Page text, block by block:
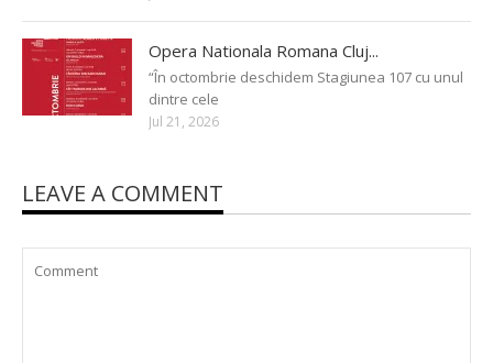
Opera Nationala Romana Cluj...
“În octombrie deschidem Stagiunea 107 cu unul
dintre cele
Jul 21, 2026
LEAVE A COMMENT